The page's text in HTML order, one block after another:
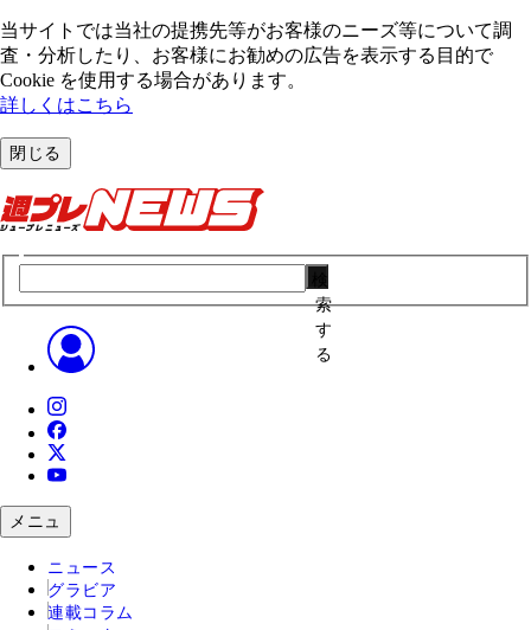
当サイトでは当社の提携先等がお客様のニーズ等について調
査・分析したり、お客様にお勧めの広告を表⽰する⽬的で
Cookie を使⽤する場合があります。
詳しくはこちら
閉じる
索
す
る
メニュ
ニュース
グラビア
連載コラム